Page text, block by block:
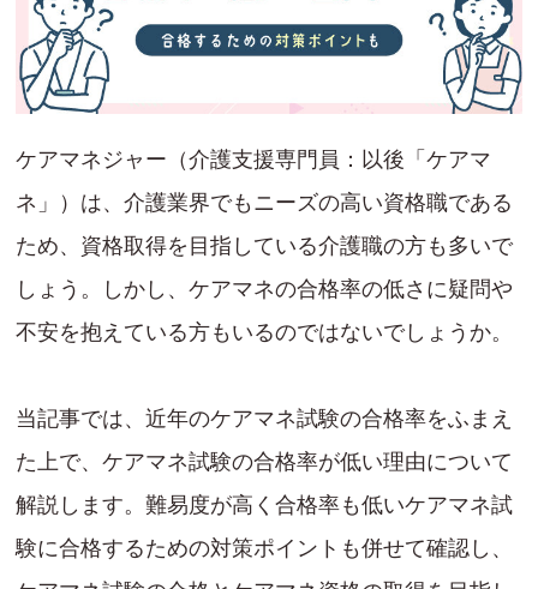
ケアマネジャー（介護支援専門員：以後「ケアマ
ネ」）は、介護業界でもニーズの高い資格職である
ため、資格取得を目指している介護職の方も多いで
しょう。しかし、ケアマネの合格率の低さに疑問や
不安を抱えている方もいるのではないでしょうか。
当記事では、近年のケアマネ試験の合格率をふまえ
た上で、ケアマネ試験の合格率が低い理由について
解説します。難易度が高く合格率も低いケアマネ試
験に合格するための対策ポイントも併せて確認し、